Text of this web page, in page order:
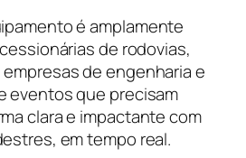
é amplamente
de rodovias,
de engenharia e
eventos que precisam
clara e impactante com
em tempo real.